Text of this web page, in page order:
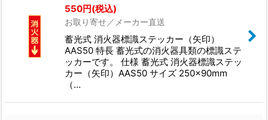
550円(税込)
お取り寄せ／メーカー直送
蓄光式 消火器標識ステッカー（矢印）
AAS50 特長 蓄光式の消火器具類の標識ステ
ッカーです。 仕様 蓄光式 消火器標識ステッ
カー（矢印）AAS50 サイズ 250×90mm
（…